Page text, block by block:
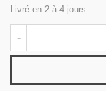
Livré en 2 à 4 jours
-